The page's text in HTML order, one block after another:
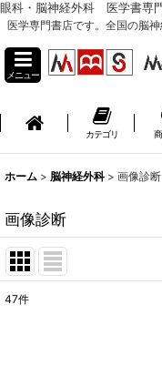
眼科・脳神経外科 医学書専
医学専門書店です。全国の脳
メニュー
カテゴリ
ホーム > 脳神経外科 > 画像診断
画像診断
47件